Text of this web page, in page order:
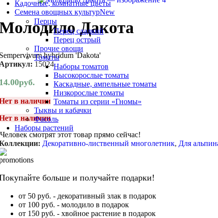
Кадочные, комнатные цветы
Семена овощных культурNew
Перцы
Перец сладкий
Перец острый
Прочие овощи
Томаты
Наборы томатов
Высокорослые томаты
Каскадные, ампельные томаты
Низкорослые томаты
Томаты из серии «Гномы»
Тыквы и кабачки
Фасоль
Наборы растений
Дакота
hybridum 'Dakota'
15024
руб.
в наличии
в наличии
Человек смотрят этот товар прямо сейчас!
Декоративно-лиственный многолетник, Для
больше и получайте подарки!
от 50 руб. - декоративный злак в подарок
от 100 руб. - молодило в подарок
от 150 руб. - хвойное растение в подарок